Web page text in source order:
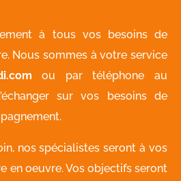
à tous vos besoins de
Nous sommes à votre service
ou par téléphone au
sur vos besoins de
nos spécialistes seront à vos
en oeuvre. Vos objectifs seront